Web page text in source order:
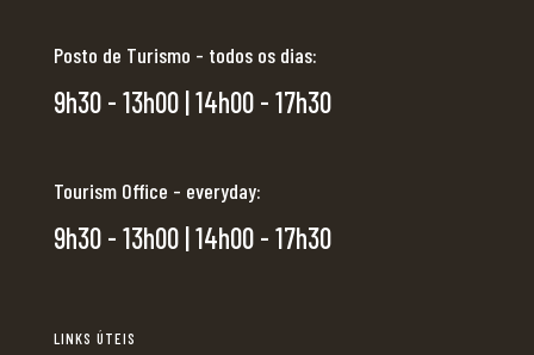
Posto de Turismo - todos os dias:
9h30 - 13h00 | 14h00 - 17h30
Tourism Office - everyday:
9h30 - 13h00 | 14h00 - 17h30
LINKS ÚTEIS